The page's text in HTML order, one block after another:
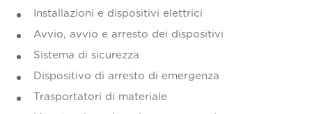
Installazioni e dispositivi elettrici
Avvio, avvio e arresto dei dispositivi
Sistema di sicurezza
Dispositivo di arresto di emergenza
Trasportatori di materiale